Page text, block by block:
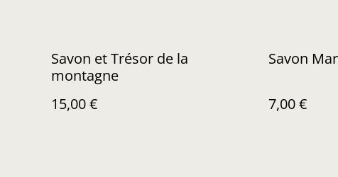
Savon et Trésor de la
montagne
15,00 €
Savon
7,00 €